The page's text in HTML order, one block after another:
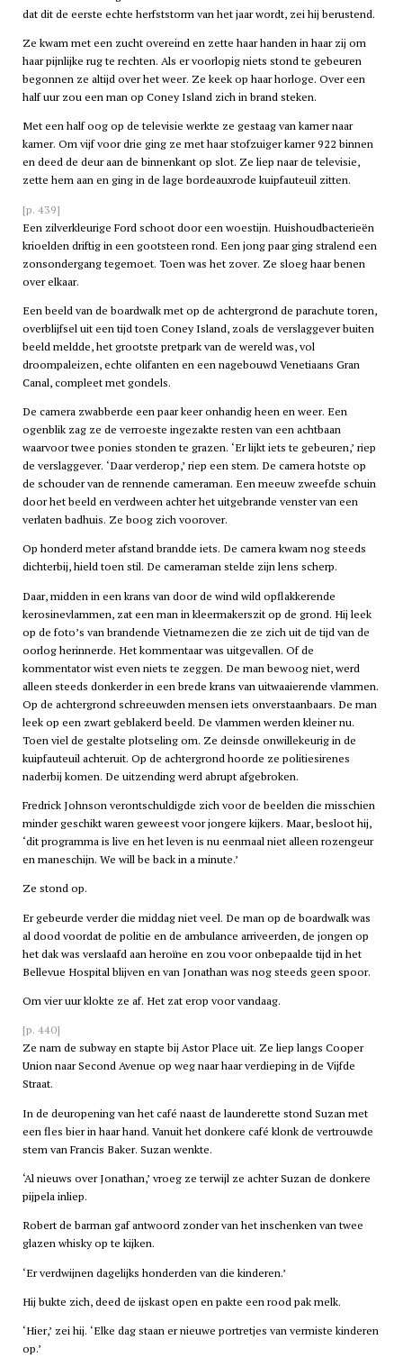
dat dit de eerste echte herfststorm van het jaar wordt, zei hij berustend.
Ze kwam met een zucht overeind en zette haar handen in haar zij om
haar pijnlijke rug te rechten. Als er voorlopig niets stond te gebeuren
begonnen ze altijd over het weer. Ze keek op haar horloge. Over een
half uur zou een man op Coney Island zich in brand steken.
Met een half oog op de televisie werkte ze gestaag van kamer naar
kamer. Om vijf voor drie ging ze met haar stofzuiger kamer 922 binnen
en deed de deur aan de binnenkant op slot. Ze liep naar de televisie,
zette hem aan en ging in de lage bordeauxrode kuipfauteuil zitten.
[p. 439]
Een zilverkleurige Ford schoot door een woestijn. Huishoudbacterieën
krioelden driftig in een gootsteen rond. Een jong paar ging stralend een
zonsondergang tegemoet. Toen was het zover. Ze sloeg haar benen
over elkaar.
Een beeld van de boardwalk met op de achtergrond de parachute toren,
overblijfsel uit een tijd toen Coney Island, zoals de verslaggever buiten
beeld meldde, het grootste pretpark van de wereld was, vol
droompaleizen, echte olifanten en een nagebouwd Venetiaans Gran
Canal, compleet met gondels.
De camera zwabberde een paar keer onhandig heen en weer. Een
ogenblik zag ze de verroeste ingezakte resten van een achtbaan
waarvoor twee ponies stonden te grazen. ‘Er lijkt iets te gebeuren,’ riep
de verslaggever. ‘Daar verderop,’ riep een stem. De camera hotste op
de schouder van de rennende cameraman. Een meeuw zweefde schuin
door het beeld en verdween achter het uitgebrande venster van een
verlaten badhuis. Ze boog zich voorover.
Op honderd meter afstand brandde iets. De camera kwam nog steeds
dichterbij, hield toen stil. De cameraman stelde zijn lens scherp.
Daar, midden in een krans van door de wind wild opflakkerende
kerosinevlammen, zat een man in kleermakerszit op de grond. Hij leek
op de foto’s van brandende Vietnamezen die ze zich uit de tijd van de
oorlog herinnerde. Het kommentaar was uitgevallen. Of de
kommentator wist even niets te zeggen. De man bewoog niet, werd
alleen steeds donkerder in een brede krans van uitwaaierende vlammen.
Op de achtergrond schreeuwden mensen iets onverstaanbaars. De man
leek op een zwart geblakerd beeld. De vlammen werden kleiner nu.
Toen viel de gestalte plotseling om. Ze deinsde onwillekeurig in de
kuipfauteuil achteruit. Op de achtergrond hoorde ze politiesirenes
naderbij komen. De uitzending werd abrupt afgebroken.
Fredrick Johnson verontschuldigde zich voor de beelden die misschien
minder geschikt waren geweest voor jongere kijkers. Maar, besloot hij,
‘dit programma is live en het leven is nu eenmaal niet alleen rozengeur
en maneschijn. We will be back in a minute.’
Ze stond op.
Er gebeurde verder die middag niet veel. De man op de boardwalk was
al dood voordat de politie en de ambulance arriveerden, de jongen op
het dak was verslaafd aan heroïne en zou voor onbepaalde tijd in het
Bellevue Hospital blijven en van Jonathan was nog steeds geen spoor.
Om vier uur klokte ze af. Het zat erop voor vandaag.
[p. 440]
Ze nam de subway en stapte bij Astor Place uit. Ze liep langs Cooper
Union naar Second Avenue op weg naar haar verdieping in de Vijfde
Straat.
In de deuropening van het café naast de launderette stond Suzan met
een fles bier in haar hand. Vanuit het donkere café klonk de vertrouwde
stem van Francis Baker. Suzan wenkte.
‘Al nieuws over Jonathan,’ vroeg ze terwijl ze achter Suzan de donkere
pijpela inliep.
Robert de barman gaf antwoord zonder van het inschenken van twee
glazen whisky op te kijken.
‘Er verdwijnen dagelijks honderden van die kinderen.’
Hij bukte zich, deed de ijskast open en pakte een rood pak melk.
‘Hier,’ zei hij. ‘Elke dag staan er nieuwe portretjes van vermiste kinderen
op.’